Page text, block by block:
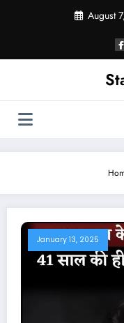
August
January 13, 2025